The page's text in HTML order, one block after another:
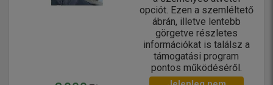
opciót. Ezen a szemléltető
ábrán, illetve lentebb
görgetve részletes
információkat is találsz a
támogatási program
pontos működéséről.